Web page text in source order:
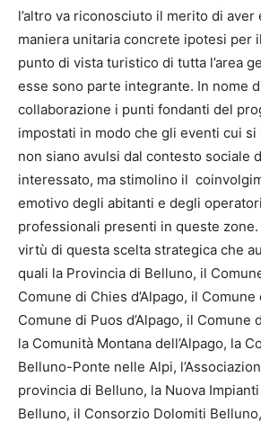
l’altro va riconosciuto il merito di aver
maniera unitaria concrete ipotesi per
punto di vista turistico di tutta l’area
esse sono parte integrante. In nome
collaborazione i punti fondanti del
impostati in modo che gli eventi cui
non siano avulsi dal contesto sociale
interessato, ma stimolino il
emotivo degli abitanti e degli
professionali presenti in queste zone.
virtù di questa scelta strategica che
quali la Provincia di Belluno, il
Comune di Chies d’Alpago, il Comune
Comune di Puos d’Alpago, il Comune
la Comunità Montana dell’Alpago, la
Belluno-Ponte nelle Alpi,
provincia di Belluno, la Nuova Impianti
Belluno, il Consorzio Dolomiti